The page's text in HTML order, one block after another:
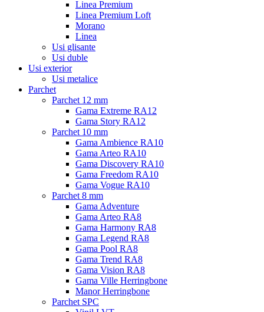
Linea Premium
Linea Premium Loft
Morano
Linea
Usi glisante
Usi duble
Usi exterior
Usi metalice
Parchet
Parchet 12 mm
Gama Extreme RA12
Gama Story RA12
Parchet 10 mm
Gama Ambience RA10
Gama Arteo RA10
Gama Discovery RA10
Gama Freedom RA10
Gama Vogue RA10
Parchet 8 mm
Gama Adventure
Gama Arteo RA8
Gama Harmony RA8
Gama Legend RA8
Gama Pool RA8
Gama Trend RA8
Gama Vision RA8
Gama Ville Herringbone
Manor Herringbone
Parchet SPC